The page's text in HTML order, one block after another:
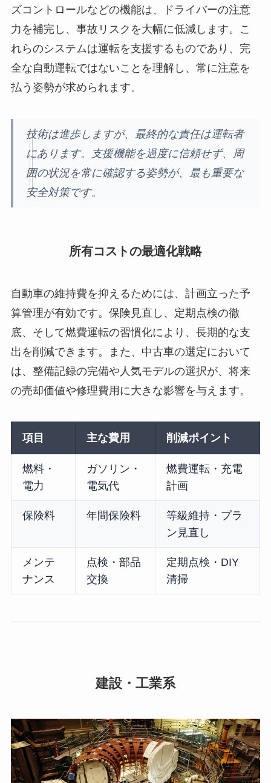
ズコントロールなどの機能は、ドライバーの注意
力を補完し、事故リスクを大幅に低減します。こ
れらのシステムは運転を支援するものであり、完
全な自動運転ではないことを理解し、常に注意を
払う姿勢が求められます。
技術は進歩しますが、最終的な責任は運転者
にあります。支援機能を過度に信頼せず、周
囲の状況を常に確認する姿勢が、最も重要な
安全対策です。
所有コストの最適化戦略
自動車の維持費を抑えるためには、計画立った予
算管理が有効です。保険見直し、定期点検の徹
底、そして燃費運転の習慣化により、長期的な支
出を削減できます。また、中古車の選定において
は、整備記録の完備や人気モデルの選択が、将来
の売却価値や修理費用に大きな影響を与えます。
項目 主な費用 削減ポイント
燃料・
電力
ガソリン・
電気代
燃費運転・充電
計画
保険料 年間保険料
等級維持・プラ
ン見直し
メンテ
ナンス
点検・部品
交換
定期点検・DIY
清掃
建設・工業系